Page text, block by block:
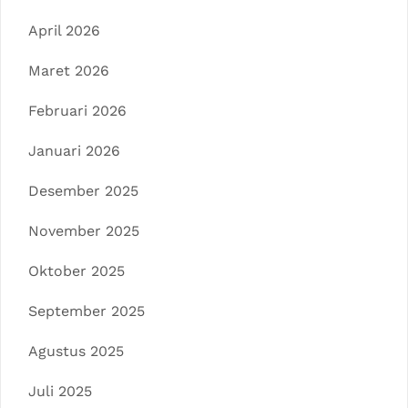
April 2026
Maret 2026
Februari 2026
Januari 2026
Desember 2025
November 2025
Oktober 2025
September 2025
Agustus 2025
Juli 2025